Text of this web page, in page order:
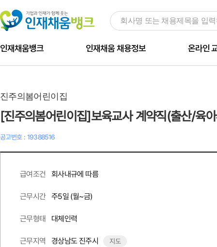
인재채움뱅크 인재채움 채용정보 온라인
진주의봄어린이집
[진주의봄어린이집]보육교사 계약직(출산/육
공고번호 : 19388516
급여조건 회사내규에 따름
근무시간 주5일 (월~금)
근무형태 대체인력
근무지역 경상남도 진주시 지도